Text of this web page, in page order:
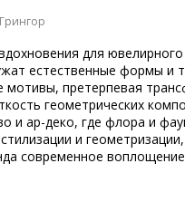
Грингор
для ювелирного
естественные формы и
мотивы, претерпевая
геометрических
и ар-деко, где флора и
и
современное